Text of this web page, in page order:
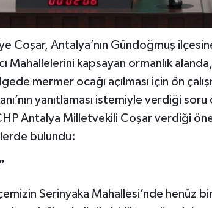
Coşar, Antalya’nın Gündoğmuş
Mahallelerini kapsayan ormanlık
mermer ocağı açılması için ön
yanıtlaması istemiyle verdiği
Antalya Milletvekili Coşar verdiği
bulundu:
Serinyaka Mahallesi’nde henüz